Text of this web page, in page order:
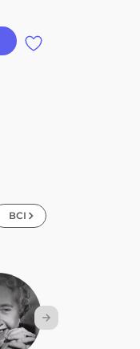
ВСІ